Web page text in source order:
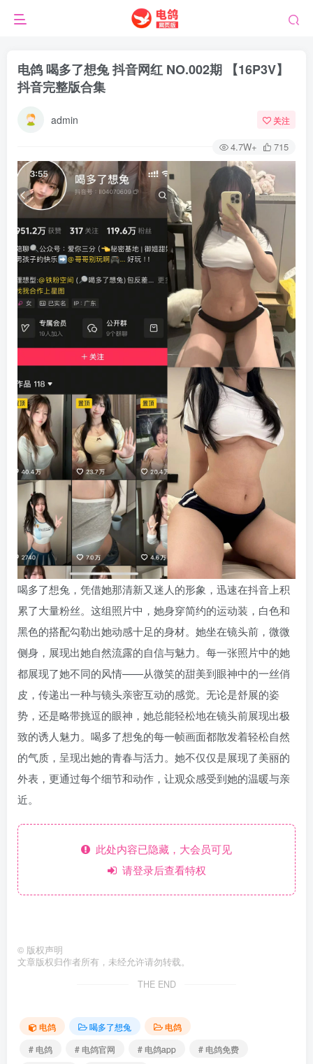
电鸽 喝多了想兔 抖音网红 NO.002期 【16P3V】
抖音完整版合集
admin 关注
4.7W+ 715
喝多了想兔，凭借她那清新又迷人的形象，迅速在抖音上积
累了大量粉丝。这组照片中，她身穿简约的运动装，白色和
黑色的搭配勾勒出她动感十足的身材。她坐在镜头前，微微
侧身，展现出她自然流露的自信与魅力。每一张照片中的她
都展现了她不同的风情——从微笑的甜美到眼神中的一丝俏
皮，传递出一种与镜头亲密互动的感觉。无论是舒展的姿
势，还是略带挑逗的眼神，她总能轻松地在镜头前展现出极
致的诱人魅力。喝多了想兔的每一帧画面都散发着轻松自然
的气质，呈现出她的青春与活力。她不仅仅是展现了美丽的
外表，更通过每个细节和动作，让观众感受到她的温暖与亲
近。
此处内容已隐藏，大会员可见
请登录后查看特权
© 版权声明
文章版权归作者所有，未经允许请勿转载。
THE END
电鸽 喝多了想兔
电鸽
# 电鸽
# 电鸽官网 # 电鸽app
# 电鸽免费